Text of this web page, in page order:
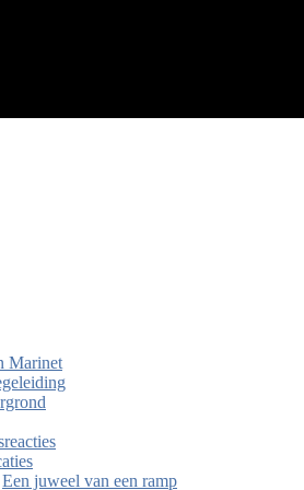
Marinet
Een juweel van een ramp